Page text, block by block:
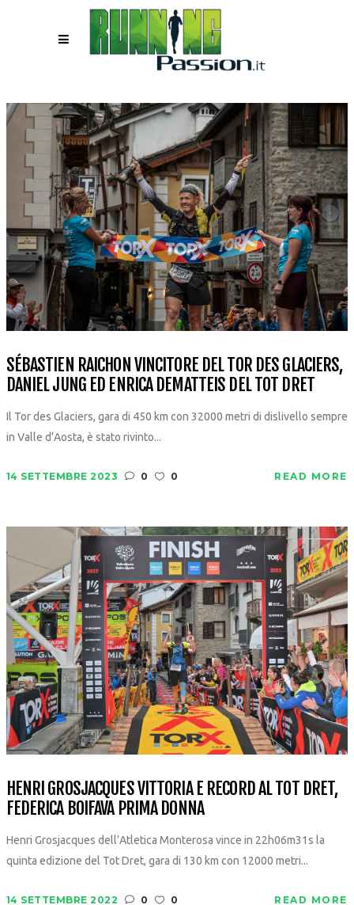
SÉBASTIEN RAICHON VINCITORE DEL TOR DES GLACIERS,
DANIEL JUNG ED ENRICA DEMATTEIS DEL TOT DRET
Il Tor des Glaciers, gara di 450 km con 32000 metri di dislivello sempre
in Valle d’Aosta, è stato rivinto...
14 SETTEMBRE 2023 0 0 READ MORE
HENRI GROSJACQUES VITTORIA E RECORD AL TOT DRET,
FEDERICA BOIFAVA PRIMA DONNA
Henri Grosjacques dell’Atletica Monterosa vince in 22h06m31s la
quinta edizione del Tot Dret, gara di 130 km con 12000 metri...
14 SETTEMBRE 2022 0 0 READ MORE